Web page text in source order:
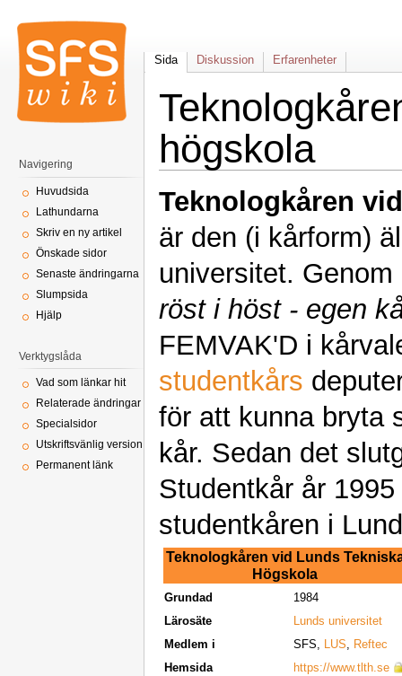
högskola
Teknologkåren
är den (i kårform)
universitet.
röst i höst - egen
FEMVAK'D i
studentkårs
för att kunna bryta
kår. Sedan det
Studentkår år
studentkåren i
Teknologkåren vid Lunds
Högskola
Grundad
1984
Lärosäte
Lunds universitet
Medlem i
SFS, LUS, Reftec
Hemsida
https://www.tlth.se
Sida Diskussion Erfarenheter
Navigering
Huvudsida
Lathundarna
Skriv en ny artikel
Önskade sidor
Senaste ändringarna
Slumpsida
Hjälp
Verktygslåda
Vad som länkar hit
Relaterade ändringar
Specialsidor
Utskriftsvänlig version
Permanent länk